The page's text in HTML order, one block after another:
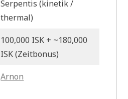
Serpentis (kinetik /
thermal)
100,000 ISK + ~180,000
ISK (Zeitbonus)
Arnon